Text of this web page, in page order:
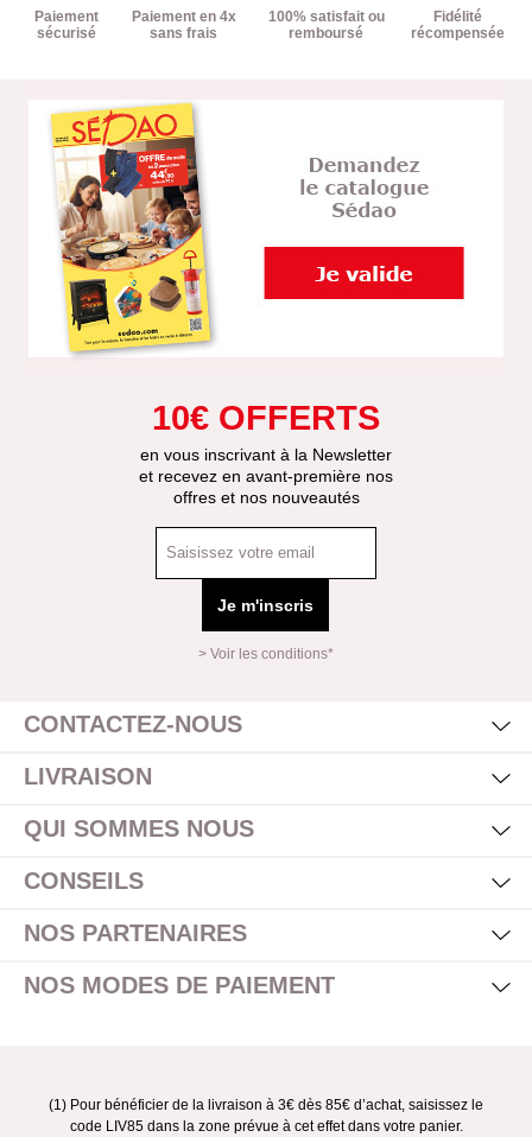
Paiement
sécurisé
Paiement en 4x
sans frais
100% satisfait ou
remboursé
Fidélité
récompensée
10€ OFFERTS
en vous inscrivant à la Newsletter
et recevez en avant-première nos
offres et nos nouveautés
Je m'inscris
> Voir les conditions*
CONTACTEZ-NOUS
LIVRAISON
QUI SOMMES NOUS
CONSEILS
NOS PARTENAIRES
NOS MODES DE PAIEMENT
(1) Pour bénéficier de la livraison à 3€ dès 85€ d’achat, saisissez le
code LIV85 dans la zone prévue à cet effet dans votre panier.